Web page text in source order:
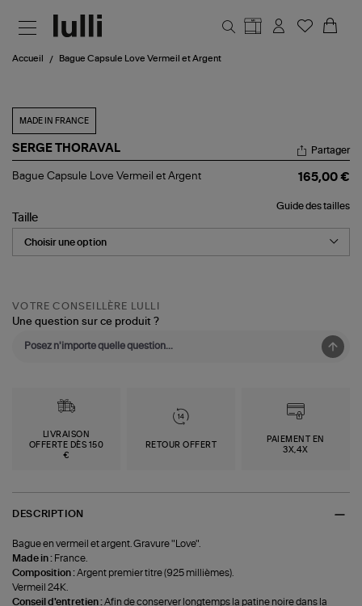
Accueil Bague Capsule Love Vermeil et Argent
MADE IN FRANCE
SERGE THORAVAL
Bague
Vermeil
et
Argent
Partager
Bague Capsule Love Vermeil et Argent 165,00 €
Guide des tailles
Taille
VOTRE CONSEILLÈRE LULLI
Une question sur ce produit ?
LIVRAISON
OFFERTE DÈS 150
€
RETOUR OFFERT
PAIEMENT EN
3X,4X
DESCRIPTION
Bague en vermeil et argent. Gravure "Love".
Made in : France.
Composition :Argent premier titre (925 millièmes).
Vermeil 24K.
Conseil d'entretien :Afin de conserver longtemps la patine noire dans la